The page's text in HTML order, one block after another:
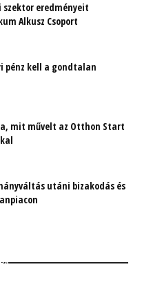
eredményeit
Alkusz Csoport
pénz kell a gondtalan
mit művelt az Otthon Start
utáni bizakodás és